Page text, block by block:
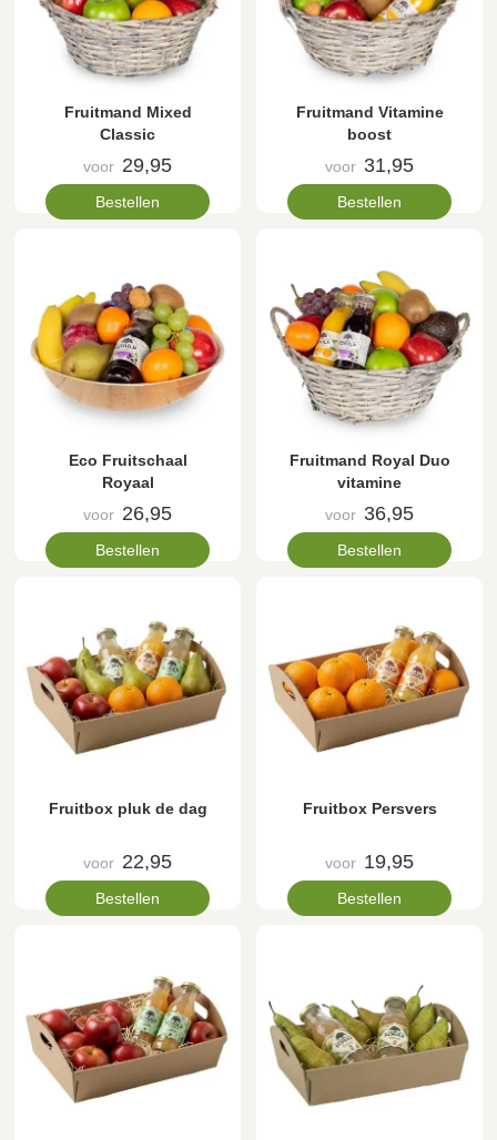
Fruitmand Mixed
Classic
voor 29,95
Bestellen
Fruitmand Vitamine
boost
voor 31,95
Bestellen
Eco Fruitschaal
Royaal
voor 26,95
Bestellen
Fruitmand Royal Duo
vitamine
voor 36,95
Bestellen
Fruitbox pluk de dag
voor 22,95
Bestellen
Fruitbox Persvers
voor 19,95
Bestellen